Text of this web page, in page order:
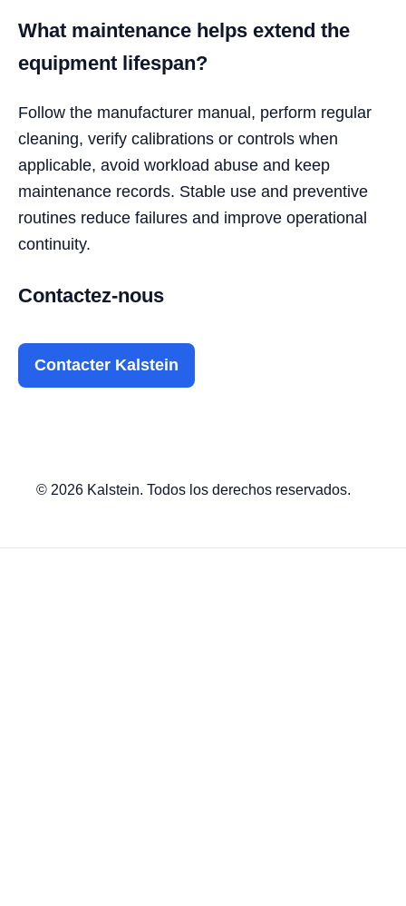
What maintenance helps extend the
equipment lifespan?
Follow the manufacturer manual, perform regular
cleaning, verify calibrations or controls when
applicable, avoid workload abuse and keep
maintenance records. Stable use and preventive
routines reduce failures and improve operational
continuity.
Contactez-nous
Contacter Kalstein
© 2026 Kalstein. Todos los derechos reservados.